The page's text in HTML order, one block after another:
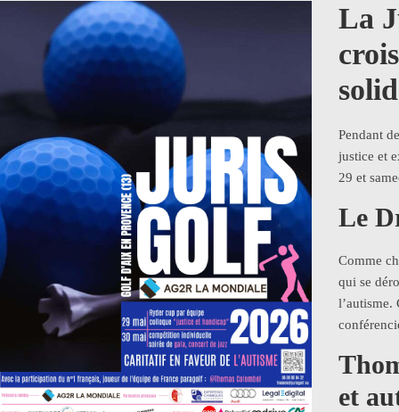
La
Pendant
justice et
29 et
Le
Comme
qui se
l’autisme.
et